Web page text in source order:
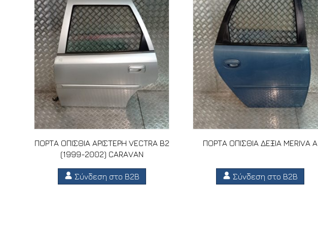
ΠΟΡΤΑ ΟΠΙΣΘΙΑ ΑΡΙΣΤΕΡΗ VECTRA B2
(1999-2002) CARAVAN
Σύνδεση στο B2B
ΠΟΡΤΑ ΟΠΙΣΘΙΑ ΔΕΞΙΑ MERIVA A
Σύνδεση στο B2B